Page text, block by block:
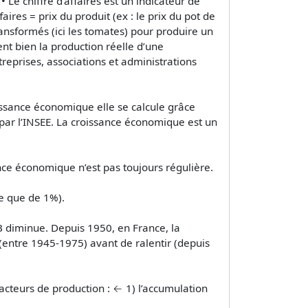
= prix du produit (ex : le prix du pot de
(ici les tomates) pour produire un
bien la production réelle d’une
associations et administrations
économique elle se calcule grâce
l’INSEE. La croissance économique est un
économique n’est pas toujours régulière.
que de 1%).
Depuis 1950, en France, la
1945-1975) avant de ralentir (depuis
de production : ← 1) l’accumulation